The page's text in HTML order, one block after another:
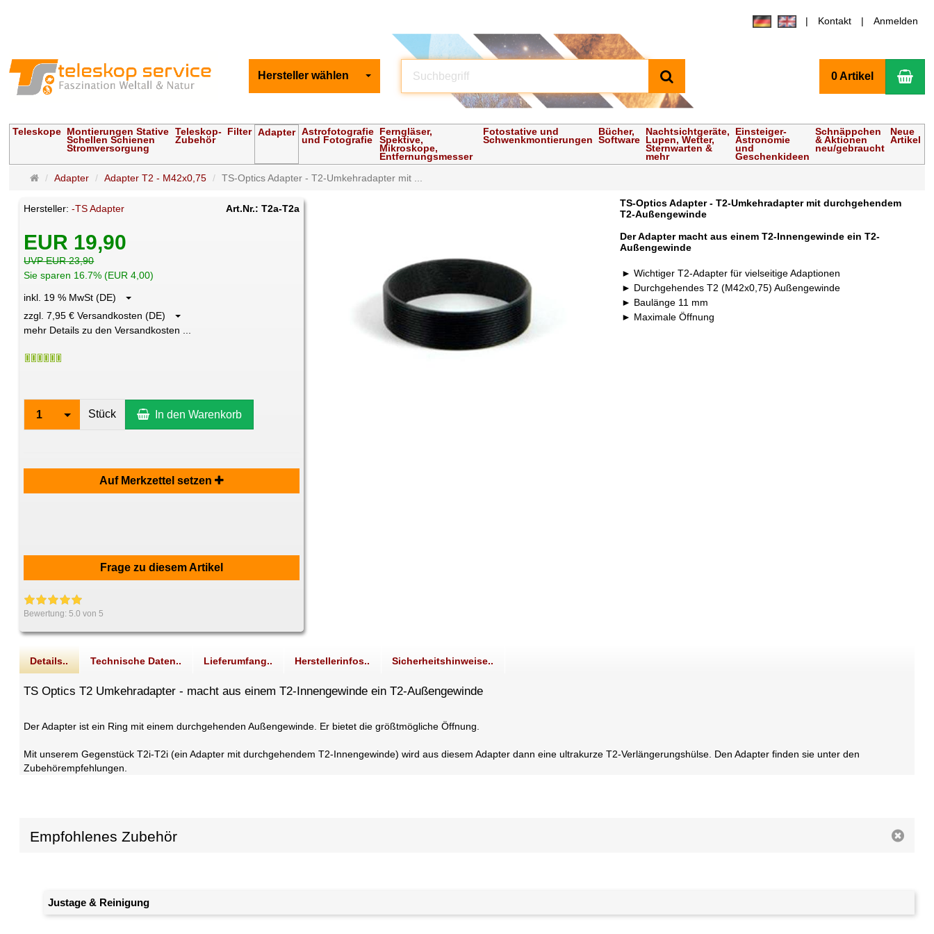
Kontakt Anmelden
Hersteller wählen 0 Artikel
Teleskope Montierungen Stative
Schellen Schienen
Stromversorgung
Teleskop-
Zubehör
Filter Adapter Astrofotografie
und Fotografie
Ferngläser,
Spektive,
Mikroskope,
Entfernungsmesser
Fotostative und
Schwenkmontierungen
Bücher,
Software
Nachtsichtgeräte,
Lupen, Wetter,
Sternwarten &
mehr
Einsteiger-
Astronomie
und
Geschenkideen
Schnäppchen
& Aktionen
neu/gebraucht
Neue
Artikel
Startseite
Adapter Adapter T2 - M42x0,75 TS-Optics Adapter - T2-Umkehradapter mit ...
Hersteller:-TS Adapter Art.Nr.: T2a-T2a
EUR 19,90
UVP EUR 23,90
Sie sparen 16.7% (EUR 4,00)
inkl. 19 % MwSt (DE)
zzgl. 7,95 € Versandkosten (DE)
mehr Details zu den Versandkosten ...
1 Stück In den Warenkorb
Auf Merkzettel setzen
Frage zu diesem Artikel
Bewertung:5.0 von 5
TS-Optics Adapter - T2-Umkehradapter mit durchgehendem
T2-Außengewinde
Der Adapter macht aus einem T2-Innengewinde ein T2-
Außengewinde
Wichtiger T2-Adapter für vielseitige Adaptionen
Durchgehendes T2 (M42x0,75) Außengewinde
Baulänge 11 mm
Maximale Öffnung
Details.. Technische Daten.. Lieferumfang.. Herstellerinfos.. Sicherheitshinweise..
TS Optics T2 Umkehradapter - macht aus einem T2-Innengewinde ein T2-Außengewinde
Der Adapter ist ein Ring mit einem durchgehenden Außengewinde. Er bietet die größtmögliche Öffnung.
Mit unserem Gegenstück T2i-T2i (ein Adapter mit durchgehendem T2-Innengewinde) wird aus diesem Adapter dann eine ultrakurze T2-Verlängerungshülse. Den Adapter finden sie unter den
Zubehörempfehlungen.
Empfohlenes Zubehör
Justage & Reinigung